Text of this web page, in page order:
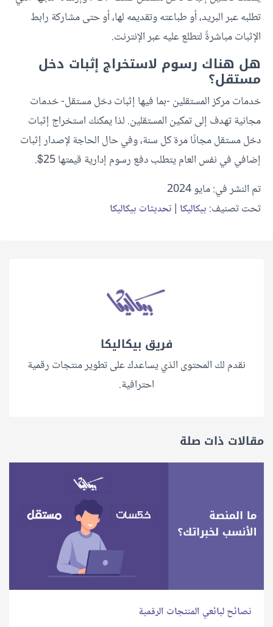
تطلبه عبر البريد، أو طباعته وتقديمه لها، أو حتى مشاركة رابط
الإثبات مباشرةً لتطلع عليه عبر الإنترنت.
هل هناك رسوم لاستخراج إثبات دخل
مستقل؟
خدمات مركز المستقلين -بما فيها إثبات دخل مستقل- خدمات
مجانية تهدف إلى تمكين المستقلين. لذا يمكنك استخراج إثبات
دخل مستقل مجانًا مرة كل سنة، وفي حال الحاجة لإصدار إثبات
إضافي في نفس العام يتطلب دفع رسوم إدارية قيمتها 25$.
تم النشر في: مايو 2024
تحت تصنيف: بيكاليكا | تحديثات بيكاليكا
فريق بيكاليكا
نقدم لك المحتوى الذي يساعدك على تطوير منتجات رقمية
احترافية.
مقالات ذات صلة
نصائح لبائعي المنتجات الرقمية